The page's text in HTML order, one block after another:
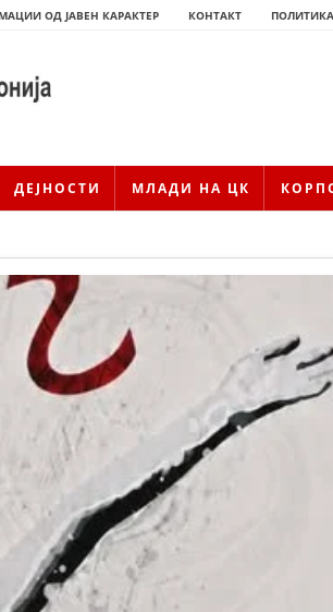
ОД ЈАВЕН КАРАКТЕР КОНТАКТ
ДЕЈНОСТИ МЛАДИ НА ЦК
ИСТОРИЈАТ НА ЦКРМ
ИСТОРИЈАТ НА ДВИЖЕЊЕТО
НА ОРГАНИЗАЦИЈАТА
КОНТАКТ ИНФОРМАЦИИ
ВО ПРОФЕСИОНАЛНИ ТЕЛА